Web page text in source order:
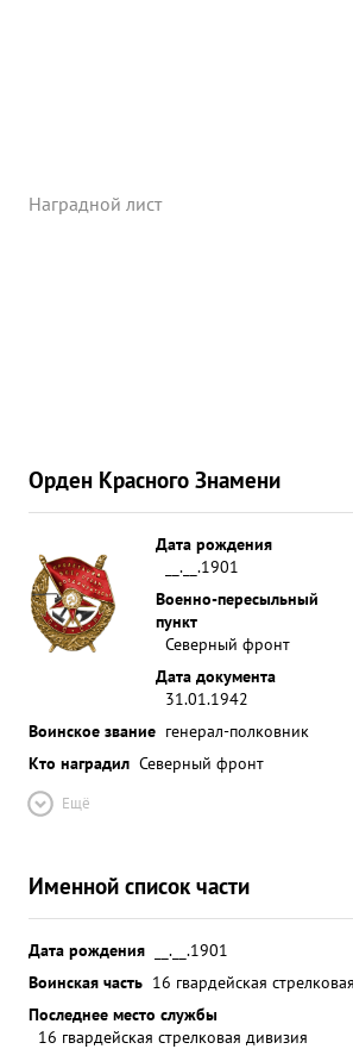
Наградной лист
Орден Красного Знамени
Дата рождения
__.__.1901
Военно-пересыльный
пункт
Северный фронт
Дата документа
31.01.1942
Воинское звание генерал-полковник
Кто наградил Северный фронт
Ещё
Именной список части
Дата рождения
__.__.1901
Воинская часть 16 гвардейская
Последнее место службы
16 гвардейская стрелковая дивизия